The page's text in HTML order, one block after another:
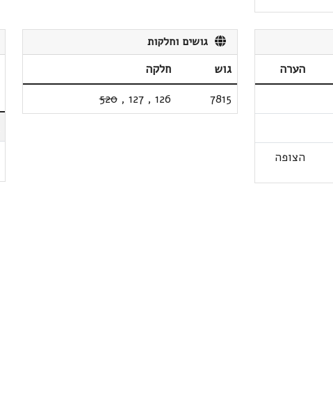
הערה
הצופה
גושים וחלקות
גוש
חלקה
7815
126
,
127
,
520